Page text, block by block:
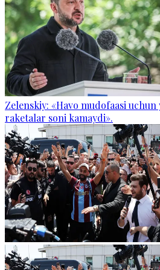
Zelenskiy: «Havo mudofaasi
raketalar soni kamaydi».